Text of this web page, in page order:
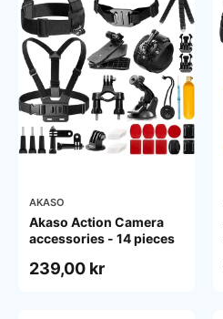
AKASO
Akaso Action Camera
accessories - 14 pieces
239,00 kr